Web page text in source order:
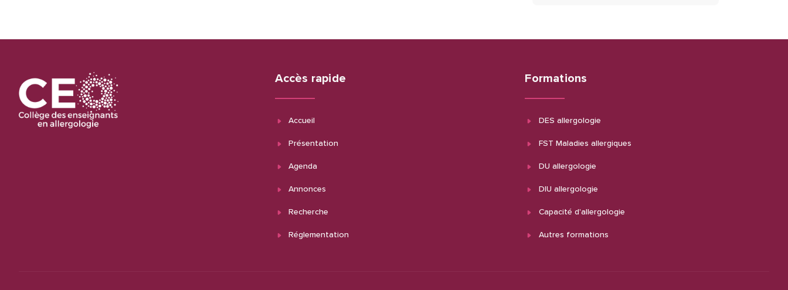
Accès rapide
Accueil
Présentation
Agenda
Annonces
Recherche
Réglementation
Formations
DES allergologie
FST Maladies allergiques
DU allergologie
DIU allergologie
Capacité d'allergologie
Autres formations